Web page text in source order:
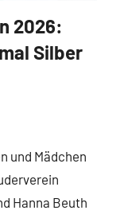
2026:
Silber
und Mädchen
Hanna Beuth